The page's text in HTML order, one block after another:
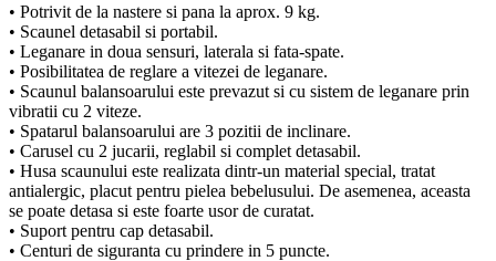
• Potrivit de la nastere si pana la aprox. 9 kg.
• Scaunel detasabil si portabil.
• Leganare in doua sensuri, laterala si fata-spate.
• Posibilitatea de reglare a vitezei de leganare.
• Scaunul balansoarului este prevazut si cu sistem de leganare prin
vibratii cu 2 viteze.
• Spatarul balansoarului are 3 pozitii de inclinare.
• Carusel cu 2 jucarii, reglabil si complet detasabil.
• Husa scaunului este realizata dintr-un material special, tratat
antialergic, placut pentru pielea bebelusului. De asemenea, aceasta
se poate detasa si este foarte usor de curatat.
• Suport pentru cap detasabil.
• Centuri de siguranta cu prindere in 5 puncte.